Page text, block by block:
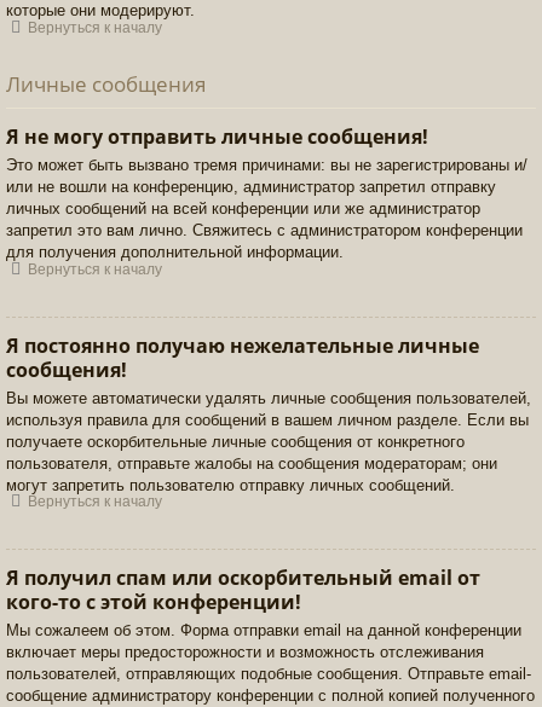
которые они модерируют.
Вернуться к началу
Личные сообщения
Я не могу отправить личные сообщения!
Это может быть вызвано тремя причинами: вы не зарегистрированы и/
или не вошли на конференцию, администратор запретил отправку
личных сообщений на всей конференции или же администратор
запретил это вам лично. Свяжитесь с администратором конференции
для получения дополнительной информации.
Вернуться к началу
Я постоянно получаю нежелательные личные
сообщения!
Вы можете автоматически удалять личные сообщения пользователей,
используя правила для сообщений в вашем личном разделе. Если вы
получаете оскорбительные личные сообщения от конкретного
пользователя, отправьте жалобы на сообщения модераторам; они
могут запретить пользователю отправку личных сообщений.
Вернуться к началу
Я получил спам или оскорбительный email от
кого-то с этой конференции!
Мы сожалеем об этом. Форма отправки email на данной конференции
включает меры предосторожности и возможность отслеживания
пользователей, отправляющих подобные сообщения. Отправьте email-
сообщение администратору конференции с полной копией полученного